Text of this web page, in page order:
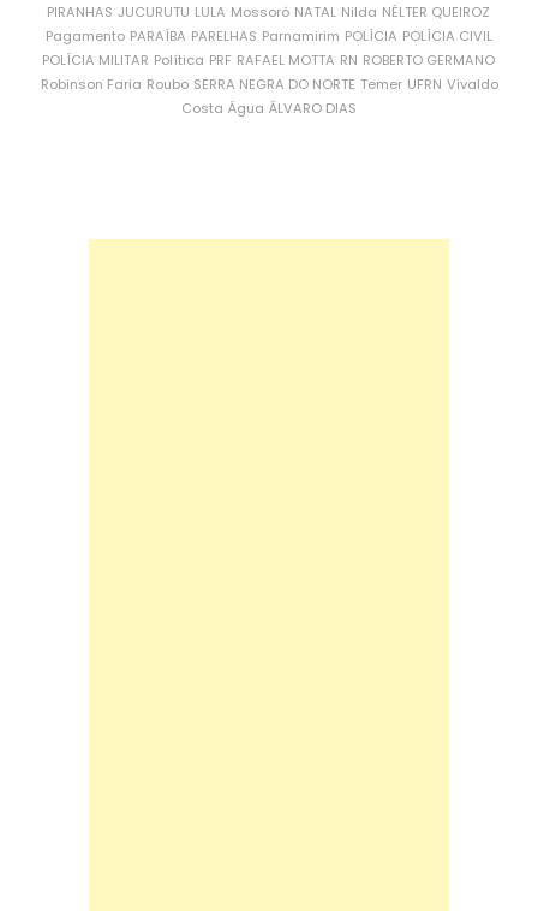
PIRANHAS JUCURUTU LULA Mossoró NATAL Nilda NÉLTER QUEIROZ
Pagamento PARAÍBA PARELHAS Parnamirim POLÍCIA POLÍCIA CIVIL
POLÍCIA MILITAR Política PRF RAFAEL MOTTA RN ROBERTO GERMANO
Robinson Faria Roubo SERRA NEGRA DO NORTE Temer UFRN Vivaldo
Costa Água ÁLVARO DIAS